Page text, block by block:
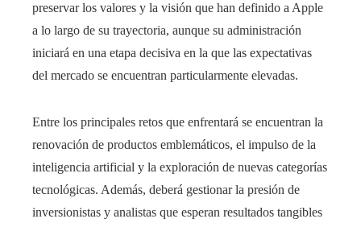
preservar los valores y la visión que han definido a Apple
a lo largo de su trayectoria, aunque su administración
iniciará en una etapa decisiva en la que las expectativas
del mercado se encuentran particularmente elevadas.
Entre los principales retos que enfrentará se encuentran la
renovación de productos emblemáticos, el impulso de la
inteligencia artificial y la exploración de nuevas categorías
tecnológicas. Además, deberá gestionar la presión de
inversionistas y analistas que esperan resultados tangibles